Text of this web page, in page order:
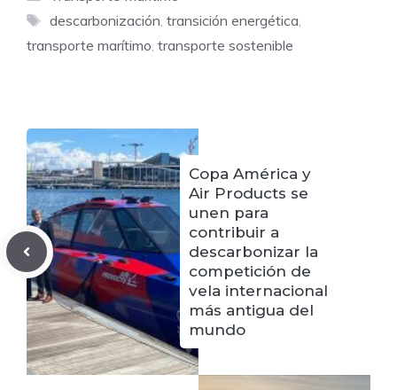
Etiquetas
descarbonización, transición energética,
transporte marítimo, transporte sostenible
Copa América y
Air Products se
unen para
contribuir a
descarbonizar la
competición de
vela internacional
más antigua del
mundo